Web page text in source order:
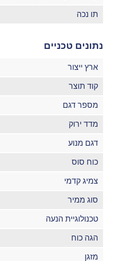
תו נכה
נתונים טכניים
ארץ ייצור
קוד תוצר
מספר דגם
מדד ירוק
דגם מנוע
כוח סוס
צמיג קדמי
סוג ממיר
טכנולוגיית הנעה
הגה כוח
מזגן